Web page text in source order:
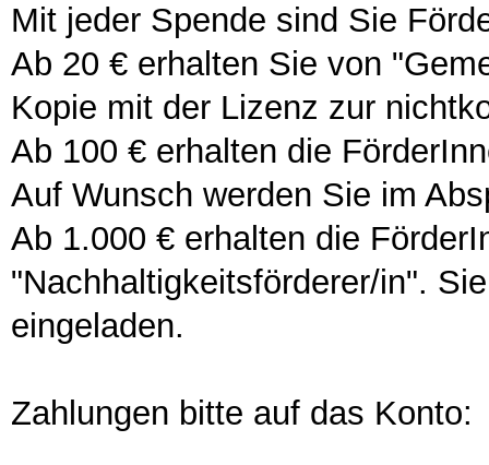
Mit jeder Spende sind Sie
Ab 20 € erhalten Sie von
Kopie mit der Lizenz zur
Ab 100 € erhalten die
Auf Wunsch werden Sie im
Ab 1.000 € erhalten die
"Nachhaltigkeitsförderer/in".
eingeladen.
Zahlungen bitte auf das Konto: